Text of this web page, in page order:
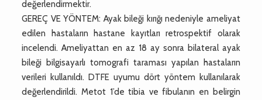
değerlendirmektir.
GEREÇ VE YÖNTEM: Ayak bileği kırığı nedeniyle ameliyat
edilen hastaların hastane kayıtları retrospektif olarak
incelendi. Ameliyattan en az 18 ay sonra bilateral ayak
bileği bilgisayarlı tomografi taraması yapılan hastaların
verileri kullanıldı. DTFE uyumu dört yöntem kullanılarak
değerlendirildi. Metot 1’de tibia ve fibulanın en belirgin